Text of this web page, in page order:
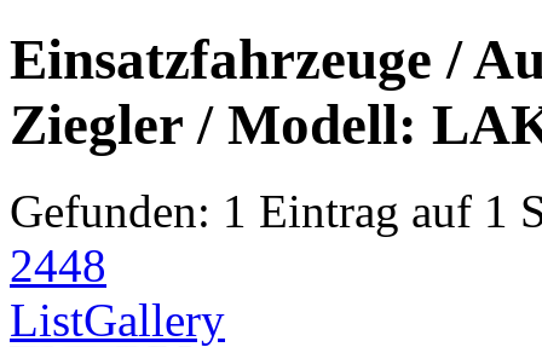
Einsatzfahrzeuge /
Ziegler / Modell:
Gefunden: 1 Eintrag auf 1
2448
ListGallery